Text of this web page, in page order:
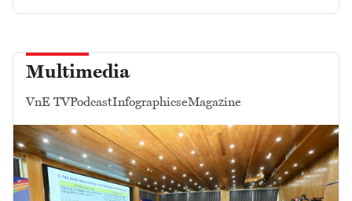
Multimedia
VnE TVPodcastInfographicseMagazine